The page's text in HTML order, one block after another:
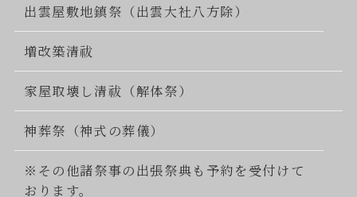
出雲屋敷地鎮祭（出雲大社八方除）
増改築清祓
家屋取壊し清祓（解体祭）
神葬祭（神式の葬儀）
※その他諸祭事の出張祭典も予約を受付けて
おります。